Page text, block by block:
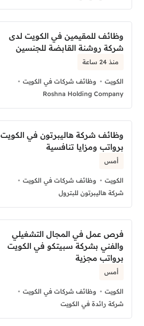
وظائف للمقيمين في الكويت لدى
شركة روشنة القابضة للجنسين
منذ 24 ساعة
الكويت
وظائف شركات في الكويت
Roshna Holding Company
وظائف شركة هاليبرتون في الكويت
برواتب ومزايا تنافسية
أمس
الكويت
وظائف شركات في الكويت
شركة هاليبرتون للبترول
فرص عمل في المجال التشغيلي
والفني بشركة سبيتكو في الكويت
برواتب مجزية
أمس
الكويت
وظائف شركات في الكويت
شركة رائدة في الكويت